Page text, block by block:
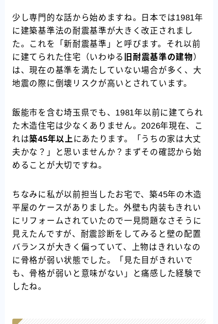
少し専門的な話から始めますね。日本では1981年
に建築基準法の耐震基準が大きく改正されまし
た。これを「新耐震基準」と呼びます。それ以前
に建てられた住宅（いわゆる
旧耐震基準の建物 ）
は、現在の基準を満たしていない場合が多く、大
地震の際に倒壊リスクが高いとされています。
飯能市を含む埼玉県でも、1981年以前に建てられ
た木造住宅は少なくありません。2026年現在、こ
れは築45年以上 にあたります。「うちの家は大丈
夫かな？」と思いませんか？まずその確認から始
めることが大切ですね。
ちなみに私が以前担当したお宅で、築45年の木造
平屋のケースがありました。外壁も内装もきれい
にリフォームされていたので一見問題なさそうに
見えたんですが、耐震診断をしてみると壁の配置
バランスが大きく偏っていて、上物はきれいなの
に骨格が弱い状態でした。「見た目がきれいで
も、骨格が弱いと意味がない」と痛感した経験で
したね。